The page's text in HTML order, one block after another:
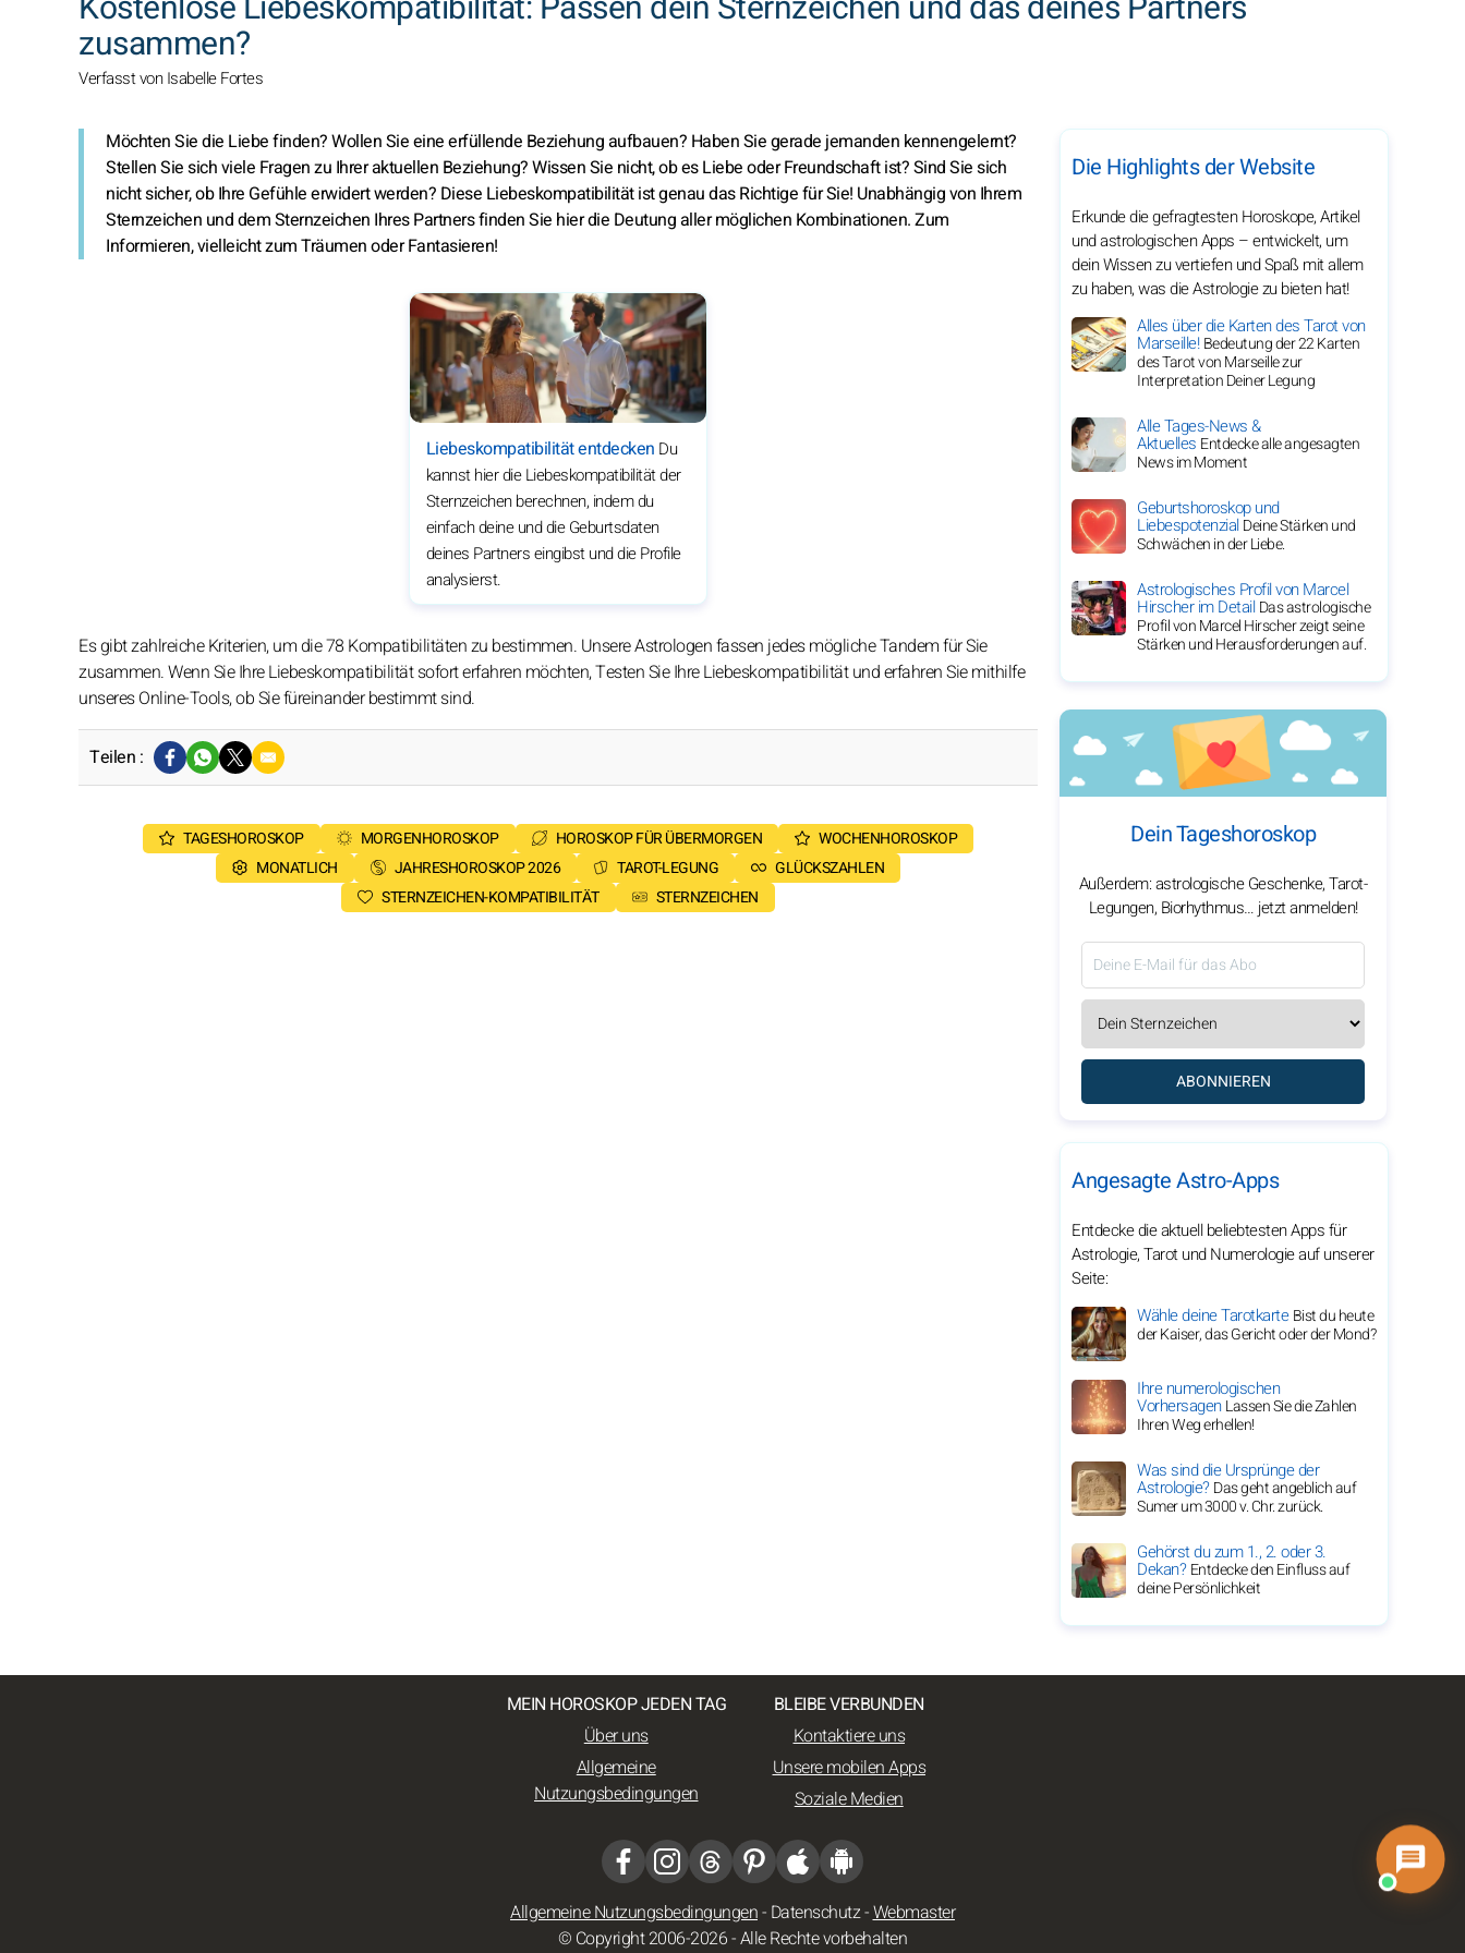
zusammen?
Verfasst von Isabelle Fortes
Möchten Sie die Liebe finden? Wollen Sie eine erfüllende Beziehung aufbauen? Haben Sie gerade jemanden kennengelernt?
Stellen Sie sich viele Fragen zu Ihrer aktuellen Beziehung? Wissen Sie nicht, ob es Liebe oder Freundschaft ist? Sind Sie sich
nicht sicher, ob Ihre Gefühle erwidert werden? Diese Liebeskompatibilität ist genau das Richtige für Sie! Unabhängig von Ihrem
Sternzeichen und dem Sternzeichen Ihres Partners finden Sie hier die Deutung aller möglichen Kombinationen. Zum
Informieren, vielleicht zum Träumen oder Fantasieren!
Liebeskompatibilität entdecken Du
kannst hier die Liebeskompatibilität der
Sternzeichen berechnen, indem du
einfach deine und die Geburtsdaten
deines Partners eingibst und die Profile
analysierst.
Es gibt zahlreiche Kriterien, um die 78 Kompatibilitäten zu bestimmen. Unsere Astrologen fassen jedes mögliche Tandem für Sie
zusammen. Wenn Sie Ihre Liebeskompatibilität sofort erfahren möchten, Testen Sie Ihre Liebeskompatibilität und erfahren Sie mithilfe
unseres Online-Tools, ob Sie füreinander bestimmt sind.
Teilen :
TAGESHOROSKOP MORGENHOROSKOP HOROSKOP FÜR ÜBERMORGEN
WOCHENHOROSKOP
MONATLICH
JAHRESHOROSKOP 2026 TAROT-LEGUNG
GLÜCKSZAHLEN
STERNZEICHEN-KOMPATIBILITÄT
STERNZEICHEN
Die Highlights der Website
Erkunde die gefragtesten Horoskope, Artikel
und astrologischen Apps – entwickelt, um
dein Wissen zu vertiefen und Spaß mit allem
zu haben, was die Astrologie zu bieten hat!
Alles über die Karten des Tarot von
Marseille!Bedeutung der 22 Karten
des Tarot von Marseille zur
Interpretation Deiner Legung
Alle Tages-News &
Aktuelles Entdecke alle angesagten
News im Moment
Geburtshoroskop und
LiebespotenzialDeine Stärken und
Schwächen in der Liebe.
Astrologisches Profil von Marcel
Hirscher im DetailDas astrologische
Profil von Marcel Hirscher zeigt seine
Stärken und Herausforderungen auf.
Dein Tageshoroskop
Außerdem: astrologische Geschenke, Tarot-
Legungen, Biorhythmus… jetzt anmelden!
ABONNIEREN
Angesagte Astro-Apps
Entdecke die aktuell beliebtesten Apps für
Astrologie, Tarot und Numerologie auf unserer
Seite:
Wähle deine TarotkarteBist du heute
der Kaiser, das Gericht oder der Mond?
Ihre numerologischen
VorhersagenLassen Sie die Zahlen
Ihren Weg erhellen!
Was sind die Ursprünge der
Astrologie?Das geht angeblich auf
Sumer um 3000 v. Chr. zurück.
Gehörst du zum 1., 2. oder 3.
Dekan?Entdecke den Einfluss auf
deine Persönlichkeit
MEIN HOROSKOP JEDEN TAG
Über uns
Allgemeine
Nutzungsbedingungen
BLEIBE VERBUNDEN
Kontaktiere uns
Unsere mobilen Apps
Soziale Medien
Allgemeine Nutzungsbedingungen- Datenschutz-Webmaster
© Copyright 2006-2026 - Alle Rechte vorbehalten